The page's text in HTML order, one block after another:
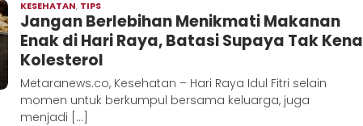
KESEHATAN, TIPS
Metara
Jangan Berlebihan Menikmati Makanan
Enak di Hari Raya, Batasi Supaya Tak Kena
Kolesterol
Metaranews.co, Kesehatan – Hari Raya Idul Fitri selain
momen untuk berkumpul bersama keluarga, juga
menjadi […]